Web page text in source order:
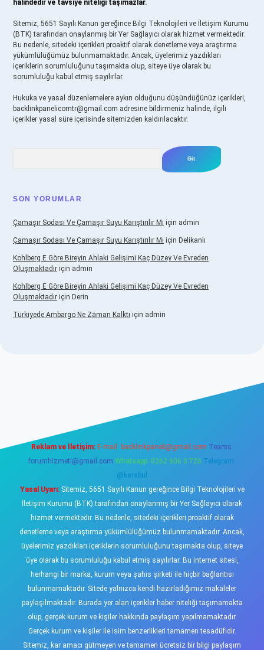
halindedir ve tavsiye niteliği taşımazlar.
Sitemiz, 5651 Sayılı Kanun gereğince Bilgi Teknolojileri ve İletişim Kurumu
(BTK) tarafından onaylanmış bir Yer Sağlayıcı olarak hizmet vermektedir.
Bu nedenle, sitedeki içerikleri proaktif olarak denetleme veya araştırma
yükümlülüğümüz bulunmamaktadır. Ancak, üyelerimiz yazdıkları
içeriklerin sorumluluğunu taşımakta olup, siteye üye olarak bu
sorumluluğu kabul etmiş sayılırlar.
Hukuka ve yasal düzenlemelere aykırı olduğunu düşündüğünüz içerikleri,
backlinkpanelicomtr@gmail.com adresine bildirmeniz halinde, ilgili
içerikler yasal süre içerisinde sitemizden kaldırılacaktır.
SON YORUMLAR
Çamaşır Sodası Ve Çamaşır Suyu Karıştırılır Mı için admin
Çamaşır Sodası Ve Çamaşır Suyu Karıştırılır Mı için Delikanlı
Kohlberg E Göre Bireyin Ahlaki Gelişimi Kaç Düzey Ve Evreden
Oluşmaktadır için admin
Kohlberg E Göre Bireyin Ahlaki Gelişimi Kaç Düzey Ve Evreden
Oluşmaktadır için Derin
Türkiyede Ambargo Ne Zaman Kalktı için admin
Reklam ve İletişim: E-mail: backlinkpaneli@gmail.com Teams:
forumhizmeti@gmail.com Whatsapp: 0262 606 0 726 Telegram:
@karabul
Yasal Uyarı:Sitemiz, 5651 Sayılı Kanun gereğince Bilgi Teknolojileri ve
İletişim Kurumu (BTK) tarafından onaylanmış bir Yer Sağlayıcı olarak
hizmet vermektedir. Bu nedenle, sitedeki içerikleri proaktif olarak
denetleme veya araştırma yükümlülüğümüz bulunmamaktadır. Ancak,
üyelerimiz yazdıkları içeriklerin sorumluluğunu taşımakta olup, siteye
üye olarak bu sorumluluğu kabul etmiş sayılırlar. Bu internet sitesi,
herhangi bir marka, kurum veya şahıs şirketi ile hiçbir bağlantısı
bulunmamaktadır. Sitede yalnızca kendi hazırladığımız makaleler
paylaşılmaktadır. Burada yer alan içerikler haber niteliği taşımamakta
olup, gerçek kurum ve kişiler hakkında paylaşım yapılmamaktadır.
Gerçek kurum ve kişiler ile isim benzerlikleri tamamen tesadüfidir.
Sitemiz, kar amacı gütmeyen ve tamamen ücretsiz bir bilgi paylaşım